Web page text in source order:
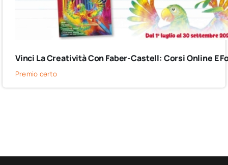
Vinci La Creatività Con Faber-Castell: Corsi Online E
Premio certo